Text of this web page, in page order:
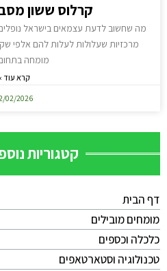
קרלוס ששון
מה שחשוב לדעת עצמאים בישראל
מרכזיות שעלולות לעלות להם אלפי
מומחה
קרא עוד
02/2026
קטגוריות
דף הבית
מומחים מובילים
כלכלה וכספים
טכנולוגיה וסטארטאפים